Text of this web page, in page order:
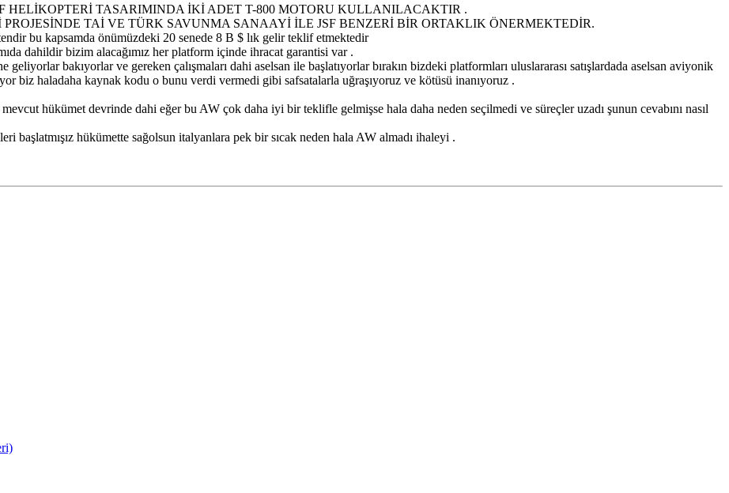
HELİKOPTERİ TASARIMINDA İKİ ADET T-800 MOTORU KULLANILACAKTIR .
TAİ VE TÜRK SAVUNMA SANAAYİ İLE JSF BENZERİ BİR ORTAKLIK ÖNERMEKTEDİR.
bu kapsamda önümüzdeki 20 senede 8 B $ lık gelir teklif etmektedir
dahildir bizim alacağımız her platform içinde ihracat garantisi var .
bakıyorlar ve gereken çalışmaları dahi aselsan ile başlatıyorlar bırakın bizdeki platformları uluslararası satışlardada aselsan aviyonik
biz haladaha kaynak kodu o bunu verdi vermedi gibi safsatalarla uğraşıyoruz ve kötüsü inanıyoruz .
hükümet devrinde dahi eğer bu AW çok daha iyi bir teklifle gelmişse hala daha neden seçilmedi ve süreçler uzadı şunun cevabını nasıl
hükümette sağolsun italyanlara pek bir sıcak neden hala AW almadı ihaleyi .